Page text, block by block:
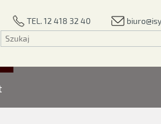
TEL. 12 418 32 40